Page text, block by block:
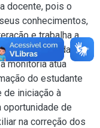
docente, pois o
conhecimentos,
e trabalha a
seja na vida
monitoria atua
do estudante
de iniciação à
oportunidade de
na correção dos